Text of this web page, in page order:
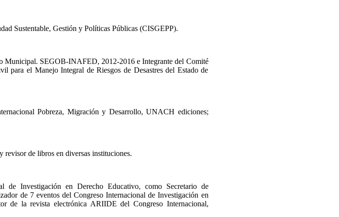
Sustentable, Gestión y Políticas Públicas (CISGEPP).
Municipal. SEGOB-INAFED, 2012-2016 e Integrante del Comité
para el Manejo Integral de Riesgos de Desastres del Estado de
Pobreza, Migración y Desarrollo, UNACH ediciones;
de libros en diversas instituciones.
de Investigación en Derecho Educativo, como Secretario de
de 7 eventos del Congreso Internacional de Investigación en
de la revista electrónica ARIIDE del Congreso Internacional,